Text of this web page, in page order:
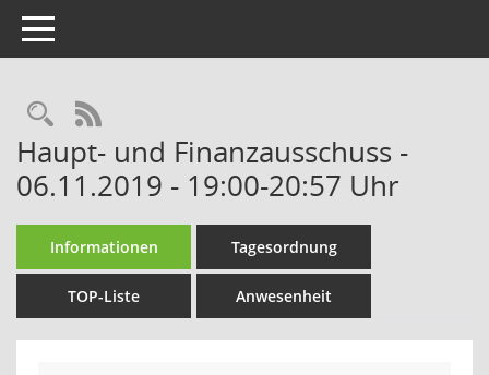
Toggle navigation
Rechercheauswahl
RSS-Feed
Haupt- und Finanzausschuss -
06.11.2019 - 19:00-20:57 Uhr
Informationen Tagesordnung
TOP-Liste Anwesenheit